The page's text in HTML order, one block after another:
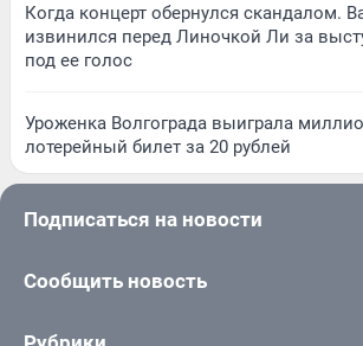
Когда концерт обернулся скандалом.
извинился перед Линочкой Ли за
под ее голос
Уроженка Волгограда выиграла
лотерейный билет за 20 рублей
Подписаться на новости
Сообщить новость